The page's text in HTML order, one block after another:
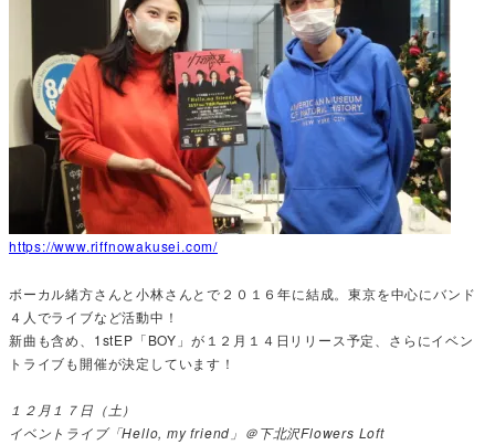
https://www.riffnowakusei.com/
ボーカル緒方さんと小林さんとで２０１６年に結成。東京を中心にバンド
４人でライブなど活動中！
新曲も含め、1stEP「BOY」が１２月１４日リリース予定、さらにイベン
トライブも開催が決定しています！
１２月１７日（土）
イベントライブ「Hello, my friend」＠下北沢Flowers Loft